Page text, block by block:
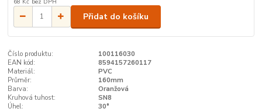
Přidat do košíku
Číslo produktu:
100116030
EAN kód:
8594157260117
Materiál:
PVC
Průměr:
160mm
Barva:
Oranžová
Kruhová tuhost:
SN8
Úhel:
30°